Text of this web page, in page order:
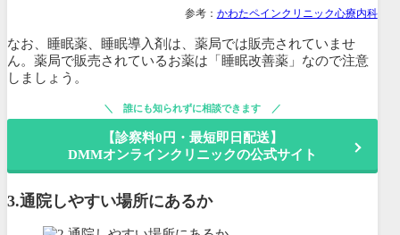
参考： かわたペインクリニック心療内科
なお、睡眠薬、睡眠導入剤は、薬局では販売されていませ
ん。薬局で販売されているお薬は「睡眠改善薬」なので注意
しましょう。
誰にも知られずに相談できます
【診察料0円・最短即日配送】
DMMオンラインクリニックの公式サイト
3.通院しやすい場所にあるか